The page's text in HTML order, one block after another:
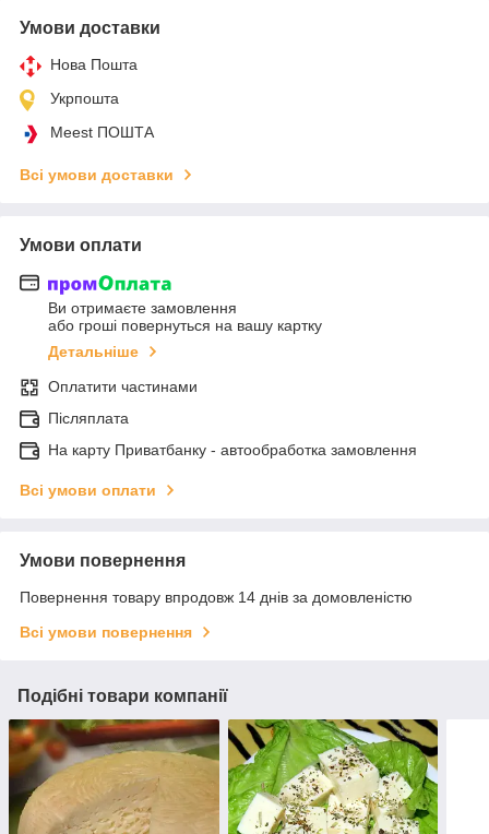
Умови доставки
Нова Пошта
Укрпошта
Meest ПОШТА
Всі умови доставки
Умови оплати
Ви отримаєте замовлення
або гроші повернуться на вашу картку
Детальніше
Оплатити частинами
Післяплата
На карту Приватбанку - автообработка замовлення
Всі умови оплати
Умови повернення
Повернення товару впродовж 14 днів за домовленістю
Всі умови повернення
Подібні товари компанії